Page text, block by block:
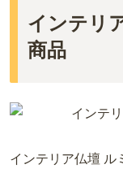
インテリ
商品
インテリア仏壇 ル